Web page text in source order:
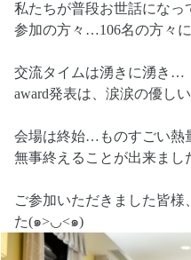
私たちが普段お世話にな
参加の方々…106名の方々
交流タイムは湧きに湧き…
award発表は、涙涙の優し
会場は終始…ものすごい熱
無事終えることが出来ま
ご参加いただきました皆
た(๑>◡<๑)